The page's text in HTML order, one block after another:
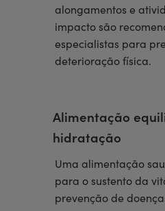
alongamentos e
impacto são
especialistas para
deterioração física.
Alimentação
hidratação
Uma alimentação
para o sustento da
prevenção de